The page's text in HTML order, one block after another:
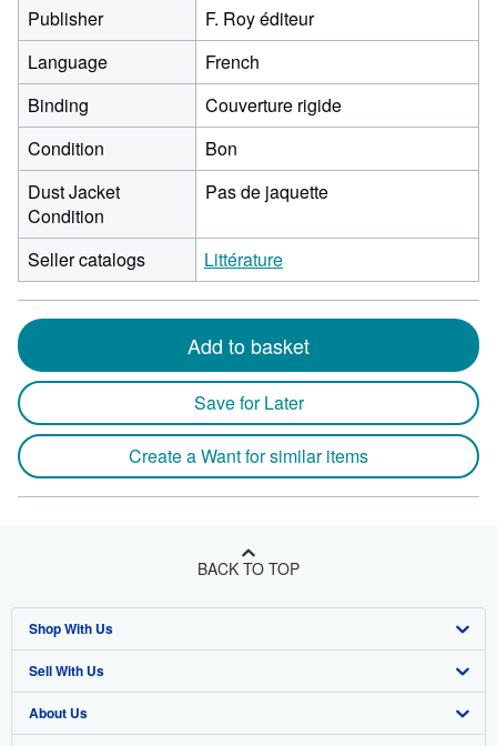
Publisher
F. Roy éditeur
Language
French
Binding
Couverture rigide
Condition
Bon
Dust Jacket
Condition
Pas de jaquette
Seller catalogs Littérature
Add to basket
Save for Later
Create a Want for similar items
BACK TO TOP
Shop With Us
Advanced Search
Browse Collections
Sell With Us
Start Selling
About Us